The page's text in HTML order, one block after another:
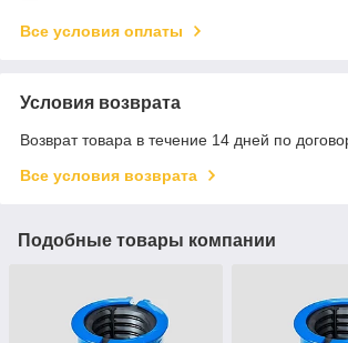
Все условия оплаты
Условия возврата
Возврат товара в течение 14 дней по
Все условия возврата
Подобные товары компании